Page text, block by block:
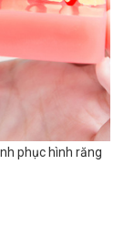
phục hình răng